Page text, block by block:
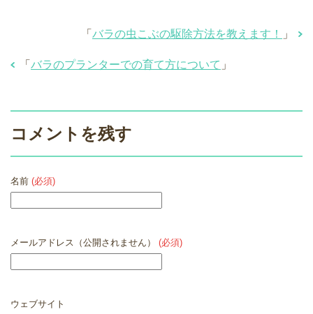
「 バラの虫こぶの駆除方法を教えます！ 」
「 バラのプランターでの育て方について 」
コメントを残す
名前 (必須)
メールアドレス（公開されません） (必須)
ウェブサイト